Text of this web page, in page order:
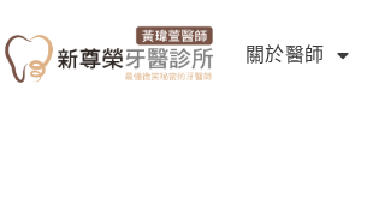
關於醫師